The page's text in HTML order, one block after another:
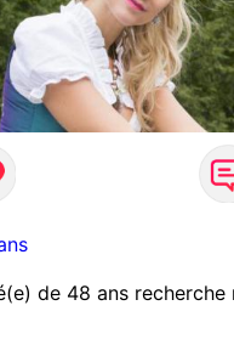
de 48 ans recherche